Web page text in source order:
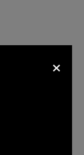
ne oprească
Și dacă
nimic.
când ne-a
×